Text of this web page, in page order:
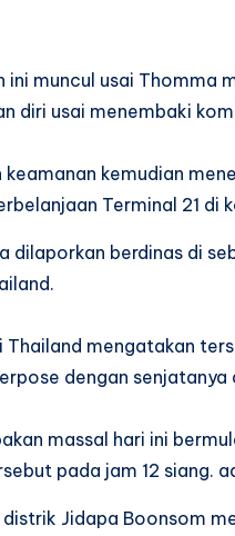
ini muncul usai Thomma
diri usai menembaki
keamanan kemudian
Terminal 21 di
dilaporkan berdinas di
Thailand mengatakan
dengan senjatanya
massal hari ini
pada jam 12 siang.
Jidapa Boonsom